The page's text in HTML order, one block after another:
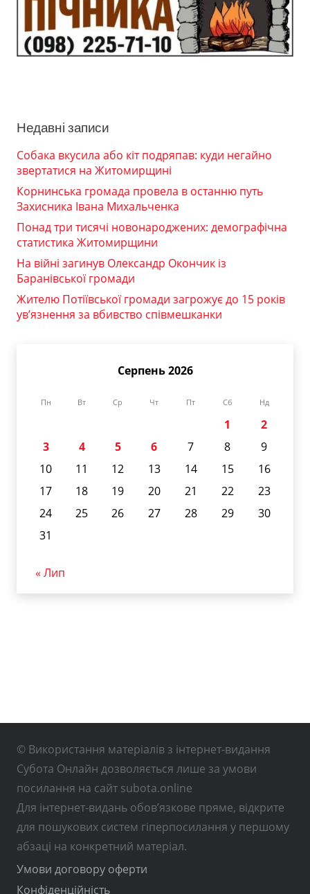
Недавні записи
Собака вкусила або кіт подряпав: куди негайно
звертатися на Житомирщині
Корнинська громада провела в останню путь
Захисника Івана Михальченка
Понад три тисячі новонароджених: демографічна
статистика Житомирщини
На війні загинув Олександр Окончик із
Баранівської громади
Жителю Потіївської громади загрожує до 15 років
ув’язнення за вбивство співмешканки
Серпень 2026
Пн Вт Ср Чт Пт Сб Нд
1
2
3
4 5 6 7 8
9
10
11 12 13 14 15
16
17
18 19 20 21 22
23
24
25 26 27 28 29
30
31
« Лип
© Використання матеріалів з інтернет-видання
Субота Онлайн дозволяється лише за умови
посилання на сайт subota.online
Для інтернет-видань обов’язкове пряме, відкрите
для пошукових систем гіперпосилання у першому
абзаці на конкретний матеріал.
Умови договору оферти
Конфіденційність